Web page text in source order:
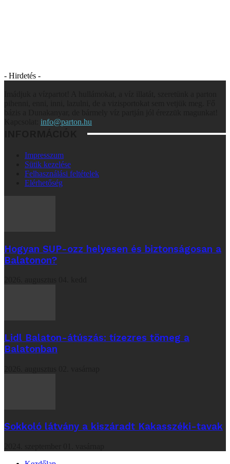
- Hirdetés -
info@parton.hu
Impresszum
Sütik kezelése
Felhasználási feltételek
Elérhetőség
Hogyan SUP-ozz helyesen és biztonságosan a
Balatonon?
Lidl Balaton-átúszás: tízezres tömeg a
Balatonban
Sokkoló látvány a kiszáradt Kakasszéki-tavak